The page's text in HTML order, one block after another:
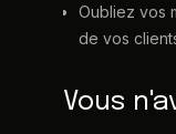
Oubliez vos
de vos
Vous